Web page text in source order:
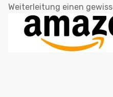
Weiterleitung einen